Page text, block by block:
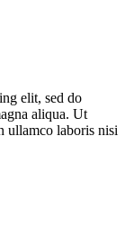
elit, sed do
aliqua. Ut
ullamco laboris nisi